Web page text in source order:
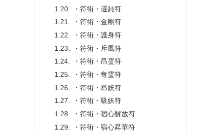
・符術・遅鈍符
・符術・金剛符
・符術・護身符
・符術・斥風符
・符術・昂霊符
・符術・奪霊符
・符術・昂妖符
・符術・吸妖符
・符術・宿心解放符
・符術・宿心昇華符